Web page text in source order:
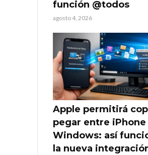
función @todos
agosto 4, 2026
Apple permitirá
pegar entre iPhone
Windows: así
la nueva